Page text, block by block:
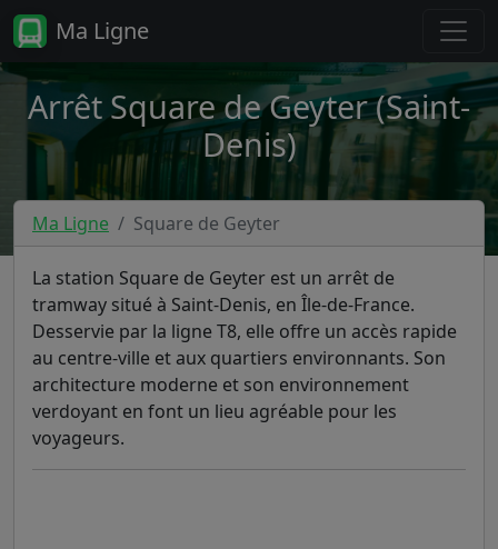
Ma Ligne
Arrêt Square de Geyter (Saint-
Denis)
Ma Ligne Square de Geyter
La station Square de Geyter est un arrêt de
tramway situé à Saint-Denis, en Île-de-France.
Desservie par la ligne T8, elle offre un accès rapide
au centre-ville et aux quartiers environnants. Son
architecture moderne et son environnement
verdoyant en font un lieu agréable pour les
voyageurs.